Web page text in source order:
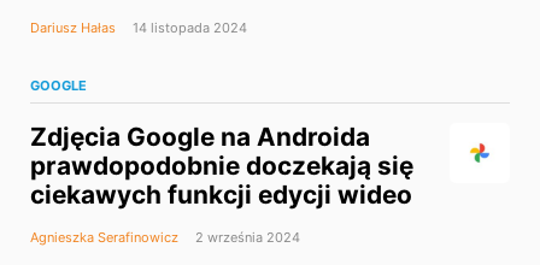
Dariusz Hałas 14 listopada 2024
GOOGLE
Zdjęcia Google na Androida
prawdopodobnie doczekają się
ciekawych funkcji edycji wideo
Agnieszka Serafinowicz 2 września 2024